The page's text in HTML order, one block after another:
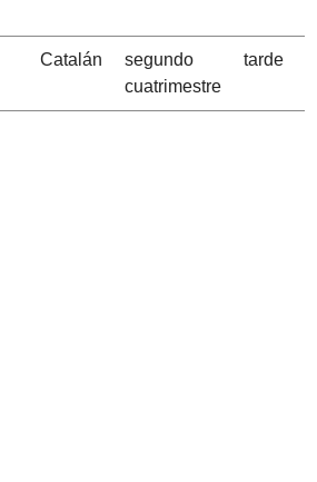
Catalán
segundo
cuatrimestre
tarde